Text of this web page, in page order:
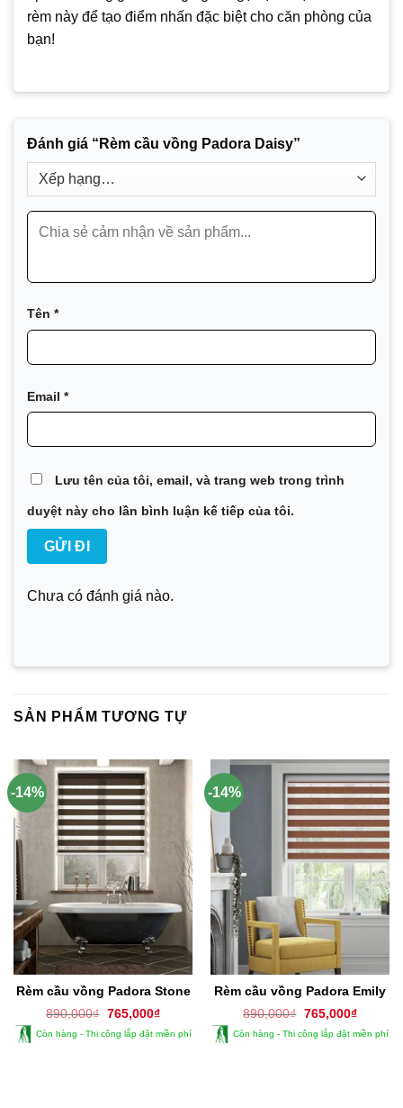
rèm này để tạo điểm nhấn đặc biệt cho căn phòng của
bạn!
Đánh giá “Rèm cầu vồng Padora Daisy”
Tên *
Email *
Lưu tên của tôi, email, và trang web trong trình
duyệt này cho lần bình luận kế tiếp của tôi.
Chưa có đánh giá nào.
SẢN PHẨM TƯƠNG TỰ
-14%
Rèm cầu vồng Padora Stone
890,000₫ Giá
là:
765,000₫Giá
tại
Còn hàng - Thi công lắp đặt miền phí
-14%
Rèm cầu vồng Padora Emily
890,000₫ Giá
là:
765,000₫Giá
tại
Còn hàng - Thi công lắp đặt miền phí